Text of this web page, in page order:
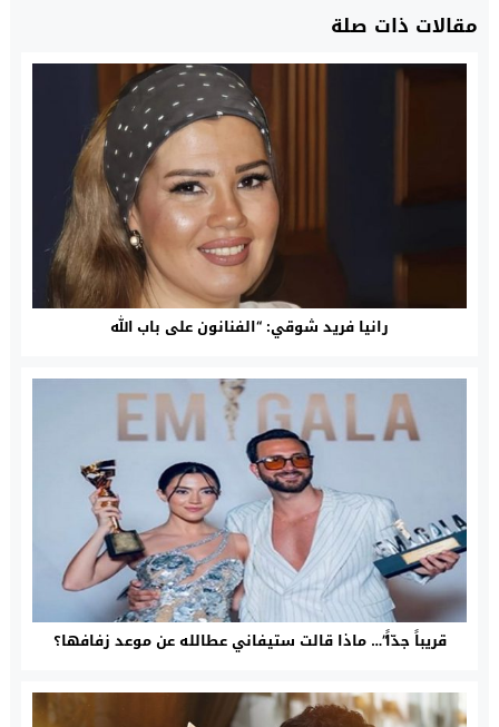
مقالات ذات صلة
رانيا فريد شوقي: “الفنانون على باب الله
قريباً جدّاً”… ماذا قالت ستيفاني عطالله عن موعد زفافها؟